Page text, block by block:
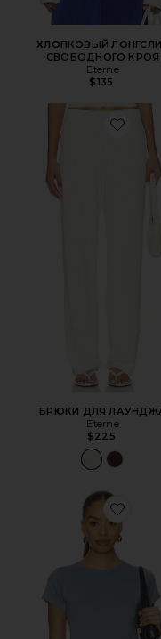
ХЛОПКОВЫЙ
СВОБОДНОГО КРОЯ
Eterne
$135
БРЮКИ ДЛЯ
Eterne
$225